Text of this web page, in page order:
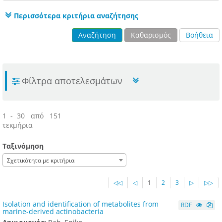
Περισσότερα κριτήρια αναζήτησης
Αναζήτηση Καθαρισμός Βοήθεια
Φίλτρα αποτελεσμάτων
1 - 30 από 151
τεκμήρια
Ταξινόμηση
Σχετικότητα με κριτήρια
◁◁ ◁ 1 2 3 ▷ ▷▷
Isolation and identification of metabolites from
marine-derived actinobacteria
RDF